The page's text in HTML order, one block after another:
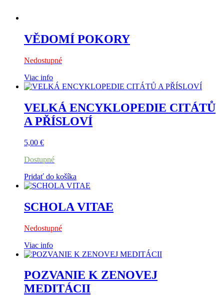
VĚDOMÍ POKORY
Nedostupné
Viac info
VELKÁ ENCYKLOPEDIE CITÁTŮ
A PŘÍSLOVÍ
5,00 €
Dostupné
Pridať do košíka
SCHOLA VITAE
Nedostupné
Viac info
POZVANIE K ZENOVEJ
MEDITÁCII